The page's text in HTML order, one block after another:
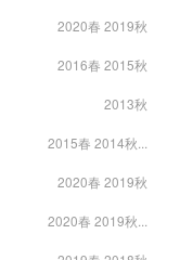
2020春 2019秋
2016春 2015秋
2013秋
2015春 2014秋...
2020春 2019秋
2020春 2019秋...